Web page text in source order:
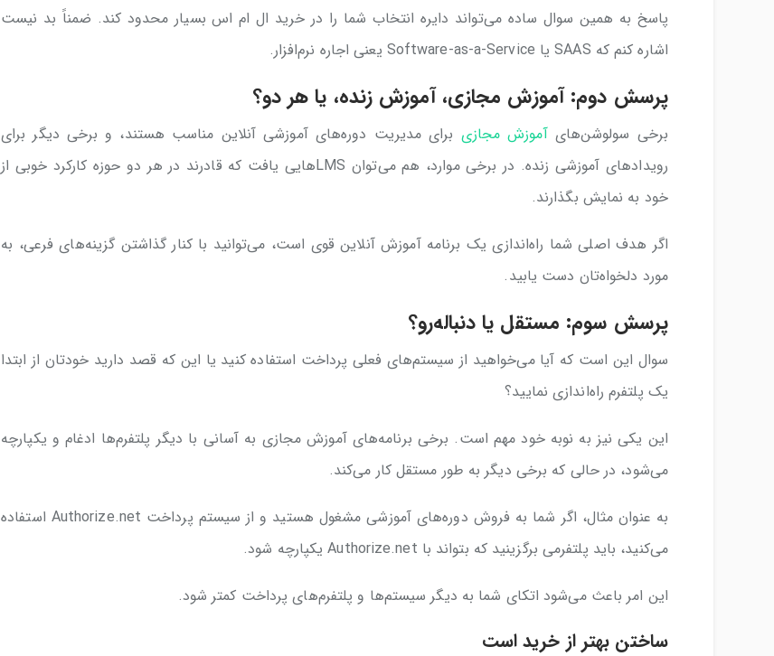
پاسخ به همین سوال ساده می‌تواند دایره انتخاب شما را در خرید ال ام اس بسیار محدود کند. ضمناً بد نیست
اشاره کنم که SAAS یا Software-as-a-Service یعنی اجاره نرم‌افزار.
پرسش دوم: آموزش مجازی، آموزش زنده، یا هر دو؟
برخی سولوشن‌هایآموزش مجازی برای مدیریت دوره‌های آموزشی آنلاین مناسب هستند، و برخی دیگر برای
رویدادهای آموزشی زنده. در برخی موارد، هم می‌توان LMSهایی یافت که قادرند در هر دو حوزه کارکرد خوبی از
خود به نمایش بگذارند.
اگر هدف اصلی شما راه‌اندازی یک برنامه آموزش آنلاین قوی است، می‌توانید با کنار گذاشتن گزینه‌های فرعی، به
مورد دلخواه‌تان دست یابید.
پرسش سوم: مستقل یا دنباله‌رو؟
سوال این است که آیا می‌خواهید از سیستم‌های فعلی پرداخت استفاده کنید یا این که قصد دارید خودتان از ابتدا
یک پلتفرم راه‌اندازی نمایید؟
این یکی نیز به نوبه خود مهم است. برخی برنامه‌های آموزش مجازی به آسانی با دیگر پلتفرم‌ها ادغام و یکپارچه
می‌شود، در حالی که برخی دیگر به طور مستقل کار می‌کند.
به عنوان مثال، اگر شما به فروش دوره‌های آموزشی مشغول هستید و از سیستم پرداخت Authorize.net استفاده
می‌کنید، باید پلتفرمی برگزینید که بتواند با Authorize.net یکپارچه شود.
این امر باعث می‌شود اتکای شما به دیگر سیستم‌ها و پلتفرم‌های پرداخت کمتر شود.
ساختن بهتر از خرید است